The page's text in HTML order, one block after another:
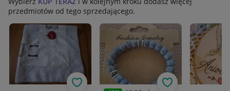
przedmiotów od tego sprzedającego.
Obserwuj Obserwuj